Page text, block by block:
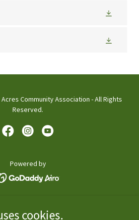
Community Association - All Rights
Reserved.
Powered by
cookies.